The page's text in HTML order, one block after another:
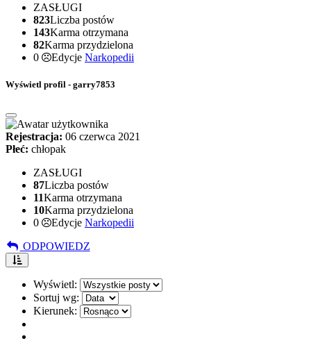
ZASŁUGI
823Liczba postów
143Karma otrzymana
82Karma przydzielona
0
Edycje Narkopedii
Wyświetl profil - garry7853
Rejestracja: 06 czerwca 2021
Płeć: chłopak
ZASŁUGI
87Liczba postów
11Karma otrzymana
10Karma przydzielona
0
Edycje Narkopedii
ODPOWIEDZ
Wyświetl:
Sortuj wg:
Kierunek: